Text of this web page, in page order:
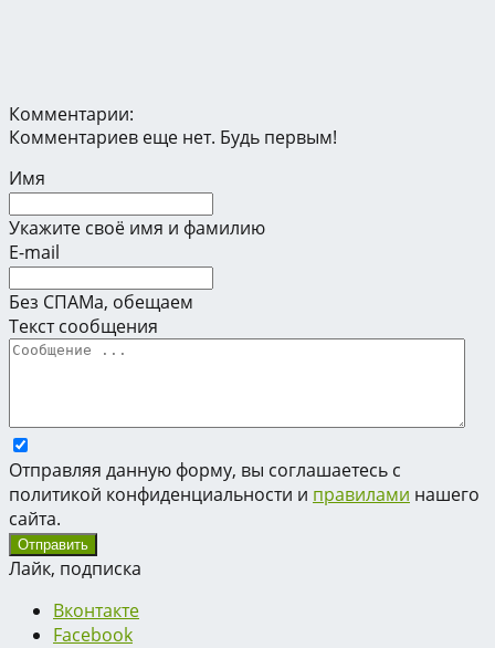
Комментарии:
Комментариев еще нет. Будь первым!
Имя
Укажите своё имя и фамилию
E-mail
Без СПАМа, обещаем
Текст сообщения
Отправляя данную форму, вы соглашаетесь с
политикой конфиденциальности и правилами нашего
сайта.
Лайк, подписка
Вконтакте
Facebook